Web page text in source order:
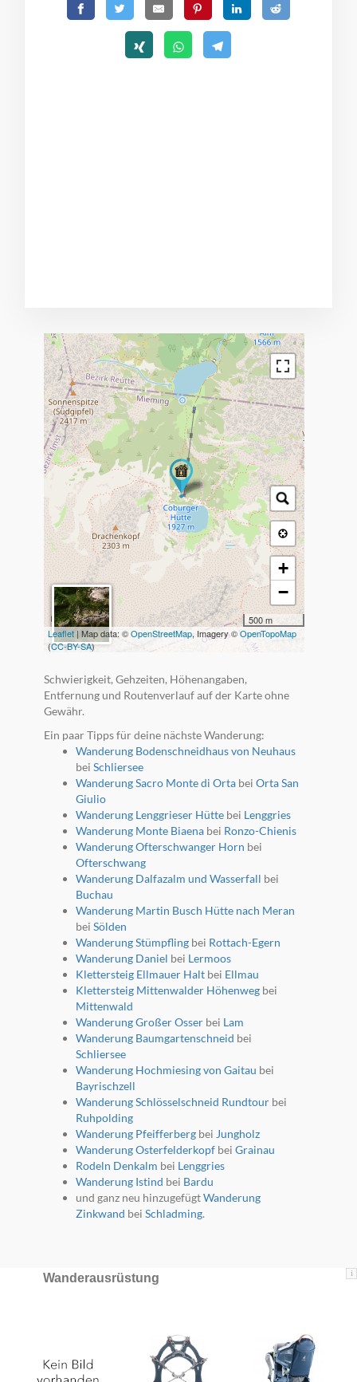
+
−
500 m
Leaflet| Map data: ©OpenStreetMap, Imagery ©OpenTopoMap
(CC-BY-SA)
Schwierigkeit, Gehzeiten, Höhenangaben,
Entfernung und Routenverlauf auf der Karte ohne
Gewähr.
Ein paar Tipps für deine nächste Wanderung:
Wanderung Bodenschneidhaus von Neuhaus
bei Schliersee
Wanderung Sacro Monte di Ortabei Orta San
Giulio
Wanderung Lenggrieser Hüttebei Lenggries
Wanderung Monte Biaenabei Ronzo-Chienis
Wanderung Ofterschwanger Horn bei
Ofterschwang
Wanderung Dalfazalm und Wasserfall bei
Buchau
Wanderung Martin Busch Hütte nach Meran
bei Sölden
Wanderung Stümpflingbei Rottach-Egern
Wanderung Daniel bei Lermoos
Klettersteig Ellmauer Haltbei Ellmau
Klettersteig Mittenwalder Höhenwegbei
Mittenwald
Wanderung Großer Osserbei Lam
Wanderung Baumgartenschneid bei
Schliersee
Wanderung Hochmiesing von Gaitau bei
Bayrischzell
Wanderung Schlösselschneid Rundtourbei
Ruhpolding
Wanderung Pfeifferbergbei Jungholz
Wanderung Osterfelderkopfbei Grainau
Rodeln Denkalm bei Lenggries
Wanderung Istind bei Bardu
und ganz neu hinzugefügtWanderung
Zinkwand bei Schladming.
i
Wanderausrüstung